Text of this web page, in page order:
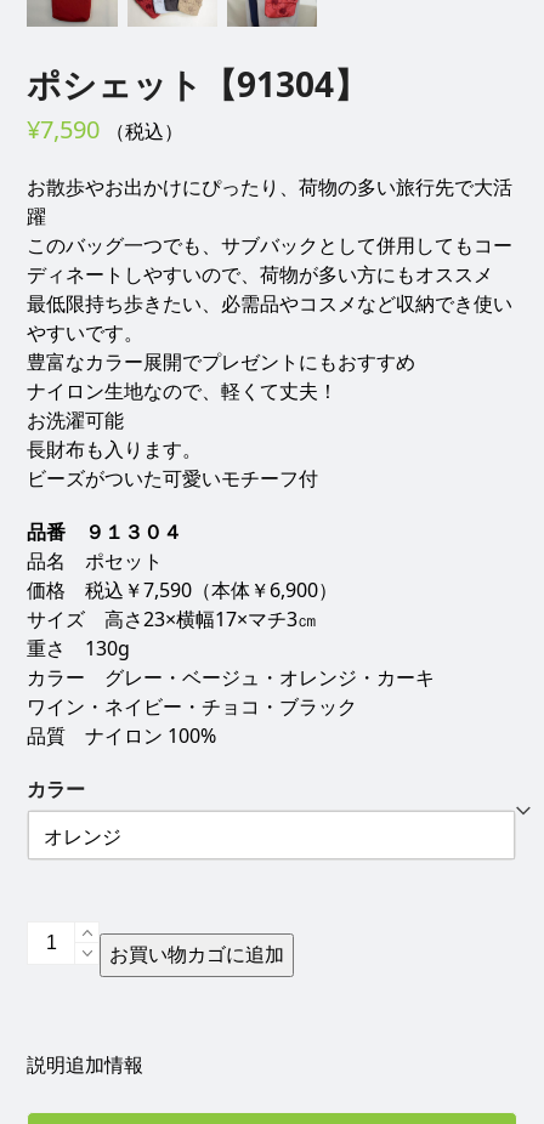
ポシェット【91304】
¥7,590 （税込）
お散歩やお出かけにぴったり、荷物の多い旅行先で大活
躍
このバッグ一つでも、サブバックとして併用してもコー
ディネートしやすいので、荷物が多い方にもオススメ
最低限持ち歩きたい、必需品やコスメなど収納でき使い
やすいです。
豊富なカラー展開でプレゼントにもおすすめ
ナイロン生地なので、軽くて丈夫！
お洗濯可能
長財布も入ります。
ビーズがついた可愛いモチーフ付
品番 ９１３０４
品名 ポセット
価格 税込￥7,590（本体￥6,900）
サイズ 高さ23×横幅17×マチ3㎝
重さ 130g
カラー グレー・ベージュ・オレンジ・カーキ
ワイン・ネイビー・チョコ・ブラック
品質 ナイロン 100%
カラー
ト
【91304】
個
お買い物カゴに追加
説明追加情報